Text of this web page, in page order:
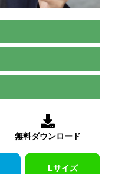

無料ダウンロード
Lサイズ